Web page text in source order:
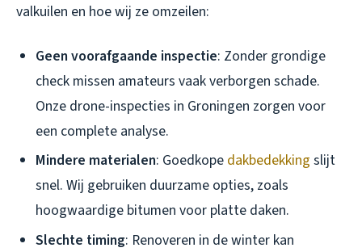
valkuilen en hoe wij ze omzeilen:
Geen voorafgaande inspectie: Zonder grondige
check missen amateurs vaak verborgen schade.
Onze drone-inspecties in Groningen zorgen voor
een complete analyse.
Mindere materialen: Goedkope dakbedekking slijt
snel. Wij gebruiken duurzame opties, zoals
hoogwaardige bitumen voor platte daken.
Slechte timing: Renoveren in de winter kan